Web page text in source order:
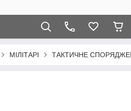
МІЛІТАРІ ТАКТИЧНЕ